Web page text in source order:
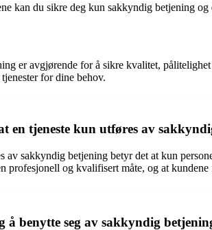
kan du sikre deg kun sakkyndig betjening og
er avgjørende for å sikre kvalitet,
for dine behov.
en tjeneste kun utføres av
av sakkyndig betjening betyr det at kun
profesjonell og kvalifisert måte, og at
benytte seg av sakkyndig